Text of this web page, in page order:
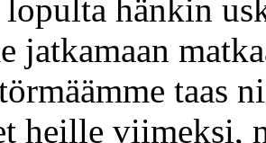
lopulta hänkin
jatkamaan
taas
heille viimeksi,